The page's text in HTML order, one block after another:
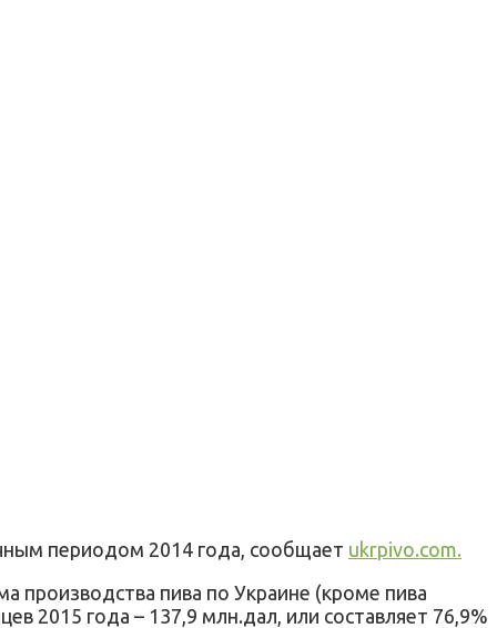
периодом 2014 года, сообщает ukrpivo.com.
производства пива по Украине (кроме пива
2015 года – 137,9 млн.дал, или составляет 76,9%